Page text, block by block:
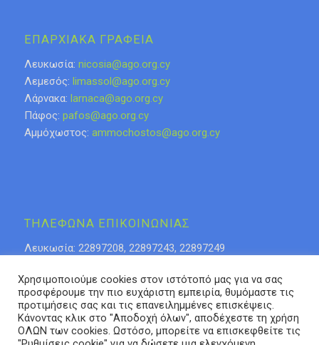
ΕΠΑΡΧΙΑΚΑ ΓΡΑΦΕΙΑ
Λευκωσία: nicosia@ago.org.cy
Λεμεσός: limassol@ago.org.cy
Λάρνακα: larnaca@ago.org.cy
Πάφος: pafos@ago.org.cy
Αμμόχωστος: ammochostos@ago.org.cy
ΤΗΛΕΦΩΝΑ ΕΠΙΚΟΙΝΩΝΙΑΣ
Λευκωσία: 22897208, 22897243, 22897249
Λεμεσός: 25318808, 25315085
Πάφος 26936937
Αμμόχωστος: 23740653
Χρησιμοποιούμε cookies στον ιστότοπό μας για να σας
προσφέρουμε την πιο ευχάριστη εμπειρία, θυμόμαστε τις
προτιμήσεις σας και τις επανειλημμένες επισκέψεις.
Κάνοντας κλικ στο "Αποδοχή όλων", αποδέχεστε τη χρήση
ΟΛΩΝ των cookies. Ωστόσο, μπορείτε να επισκεφθείτε τις